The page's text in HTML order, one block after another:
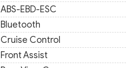
ABS-EBD-ESC
Bluetooth
Cruise Control
Front Assist